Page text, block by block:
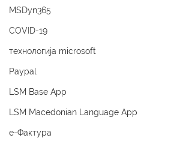
MSDyn365
COVID-19
технологија microsoft
Paypal
LSM Base App
LSM Macedonian Language App
е-Фактура